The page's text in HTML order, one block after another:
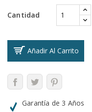
Cantidad
Añadir Al Carrito
Garantía de 3 Años